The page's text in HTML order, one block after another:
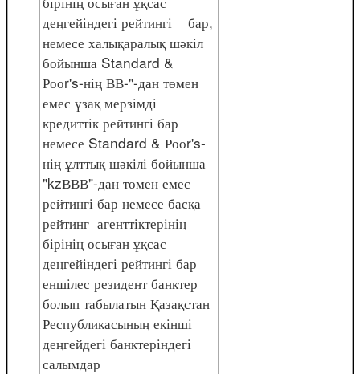
деңгейіндегі рейтингі бар,
немесе халықаралық шәкіл
бойынша Standard &
Рооr's-нің ВВ-"-дан төмен
емес ұзақ мерзімді
кредиттік рейтингі бар
немесе Standard & Рооr's-
нің ұлттық шәкілі бойынша
"kzВВВ"-дан төмен емес
рейтингі бар немесе басқа
рейтинг агенттіктерінің
бірінің осыған ұқсас
деңгейіндегі рейтингі бар
еншілес резидент банктер
болып табылатын Қазақстан
Республикасының екінші
деңгейдегі банктеріндегі
салымдар